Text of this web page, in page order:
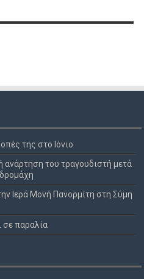
της στο Ιόνιο
ανάρτηση του τραγουδιστή μετά
Ιερά Μονή Πανορμίτη στη Σύμη
παραλία